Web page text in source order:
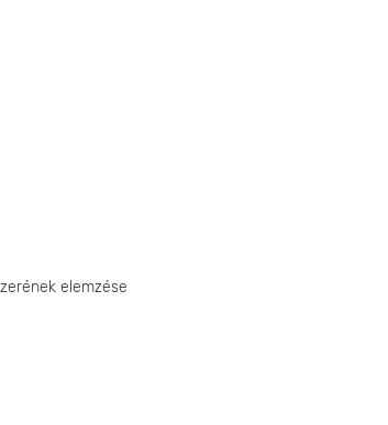
elemzése